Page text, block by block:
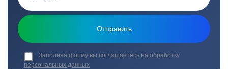
Заполняя форму вы соглашаетесь на обработку
персональных данных